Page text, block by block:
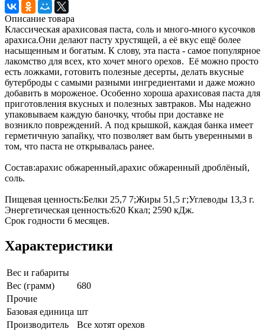
Описание товара
Классическая арахисовая паста, соль и много-много кусочков
арахиса.Они делают пасту хрустящей, а её вкус ещё более
насыщенным и богатым. К слову, эта паста - самое популярное
лакомство для всех, кто хочет много орехов. Её можно просто
есть ложками, готовить полезные десерты, делать вкусные
бутерброды с самыми разными ингредиентами и даже можно
добавить в мороженое. Особенно хороша арахисовая паста для
приготовления вкусных и полезных завтраков. Мы надежно
упаковываем каждую баночку, чтобы при доставке не
возникло повреждений. А под крышкой, каждая банка имеет
герметичную запайку, что позволяет вам быть уверенными в
том, что паста не открывалась ранее.
Состав:арахис обжаренный,арахис обжаренный дроблёный,
соль.
Пищевая ценность:Белки 25,7 7;Жиры 51,5 г;Углеводы 13,3 г.
Энергетическая ценность:620 Ккал; 2590 кДж.
Срок годности 6 месяцев.
Характеристики
Вес и габариты
Вес (грамм)
680
Прочие
Базовая единица шт
Производитель
Все хотят орехов